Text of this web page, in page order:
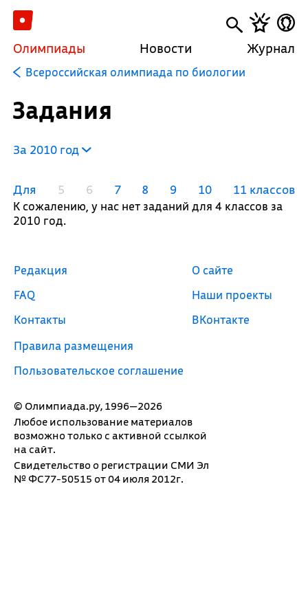
Олимпиады Новости Журнал
Всероссийская олимпиада по биологии
Задания
За 2010 год
Для 5 6 7 8 9 10 11 классов
К сожалению, у нас нет заданий для 4 классов за
2010 год.
© Олимпиада.ру, 1996—2026
Любое использование материалов
возможно только с активной ссылкой
на сайт.
Свидетельство о регистрации СМИ Эл
№ ФС77-50515 от 04 июля 2012г.
Редакция
FAQ
Контакты
Правила размещения
Пользовательское соглашение
О сайте
Наши проекты
ВКонтакте